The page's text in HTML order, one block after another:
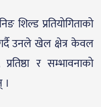
शिल्ड प्रतियोगिताको
उनले खेल क्षेत्र केवल
र सम्भावनाको